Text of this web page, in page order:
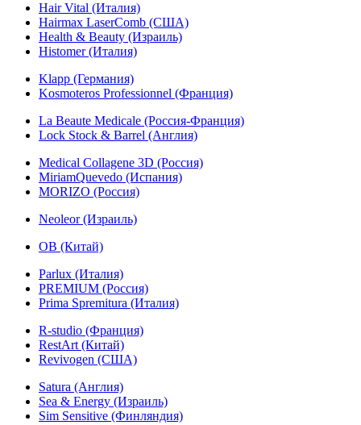
Hair Vital (Италия)
Hairmax LaserComb (США)
Health & Beauty (Израиль)
Histomer (Италия)
Klapp (Германия)
Kosmoteros Professionnel (Франция)
La Beaute Medicale (Россия-Франция)
Lock Stock & Barrel (Англия)
Medical Collagene 3D (Россия)
MiriamQuevedo (Испания)
MORIZO (Россия)
Neoleor (Израиль)
OB (Китай)
Parlux (Италия)
PREMIUM (Россия)
Prima Spremitura (Италия)
R-studio (Франция)
RestArt (Китай)
Revivogen (США)
Satura (Англия)
Sea & Energy (Израиль)
Sim Sensitive (Финляндия)